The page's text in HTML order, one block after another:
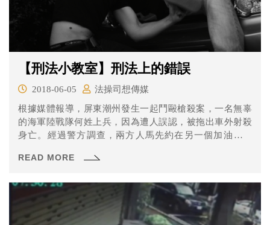
【刑法小教室】刑法上的錯誤
2018-06-05
法操司想傳媒
根據媒體報導，屏東潮州發生一起鬥毆槍殺案，一名無辜
的海軍陸戰隊何姓上兵，因為遭人誤認，被拖出車外射殺
身亡。經過警方調查，兩方人馬先約在另一個加油站談
因氣不過友人被打，再約加油站談判，誤認駕駛藍色轎車
槍，子彈從何背後穿過肺臟，送醫不治。
READ MORE